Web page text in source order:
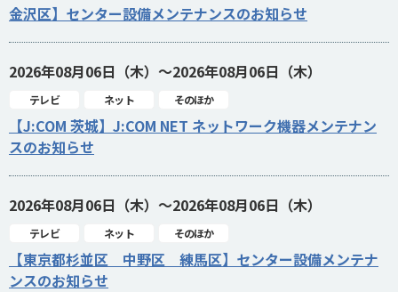
金沢区】センター設備メンテナンスのお知らせ
2026年08月06日（木）～2026年08月06日（木）
テレビ ネット そのほか
【J:COM 茨城】J:COM NET ネットワーク機器メンテナン
スのお知らせ
2026年08月06日（木）～2026年08月06日（木）
テレビ ネット そのほか
【東京都杉並区 中野区 練馬区】センター設備メンテナ
ンスのお知らせ